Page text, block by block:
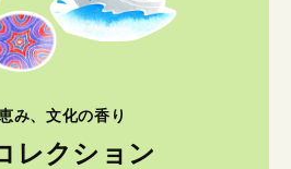
み、文化の香り
レクション